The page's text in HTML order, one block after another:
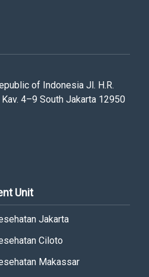
of Indonesia Jl. H.R.
4–9 South Jakarta 12950
Unit
Jakarta
Ciloto
Makassar